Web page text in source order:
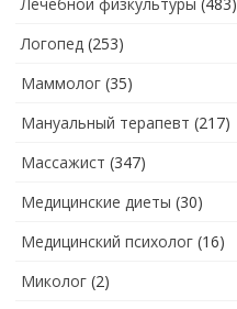
Логопед (253)
Маммолог (35)
Мануальный терапевт (217)
Массажист (347)
Медицинские диеты (30)
Медицинский психолог (16)
Миколог (2)